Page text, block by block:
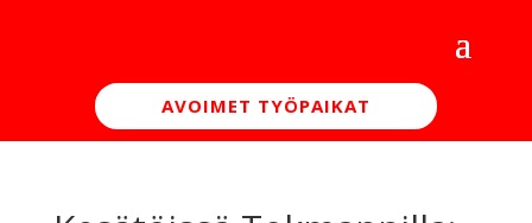
AVOIMET TYÖPAIKAT